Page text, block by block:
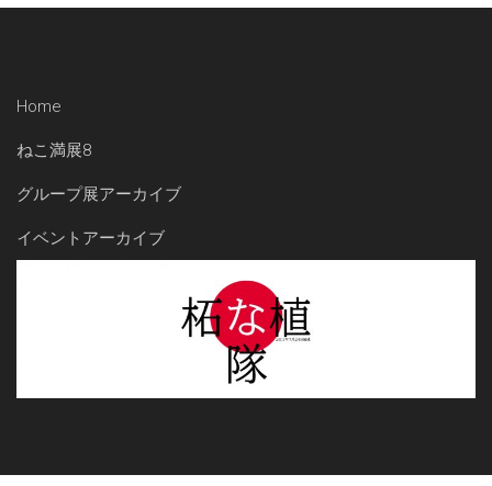
Home
ねこ満展8
グループ展アーカイブ
イベントアーカイブ